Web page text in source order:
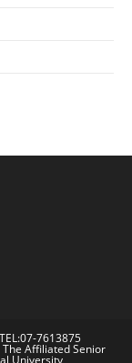
7613875
The Affiliated Senior
University